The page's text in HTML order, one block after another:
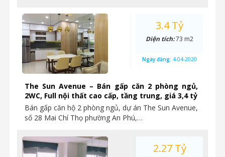
The Sun Avenue – Bán gấp căn 2 phòng ngủ,
2WC, Full nội thất cao cấp, tầng trung, giá 3,4 tỷ
Bán gấp căn hộ 2 phòng ngủ, dự án The Sun Avenue,
số 28 Mai Chí Thọ phường An Phú,…
3.4 Tỷ
Diện tích:73 m2
Ngày đăng: 4-04-2020
2.27 Tỷ